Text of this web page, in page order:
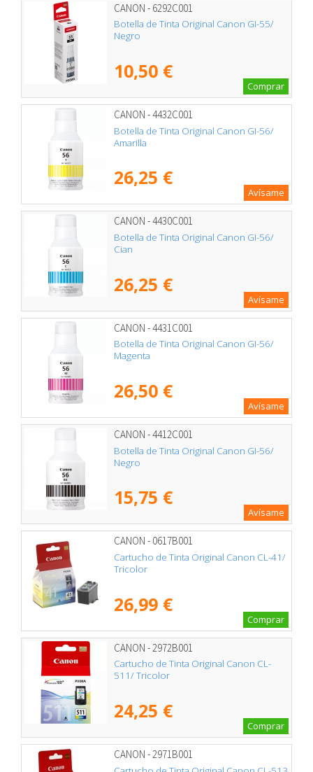
CANON - 6292C001
Botella de Tinta Original Canon GI-55/
Negro
10,50 €
Comprar
CANON - 4432C001
Botella de Tinta Original Canon GI-56/
Amarilla
26,25 €
Avísame
CANON - 4430C001
Botella de Tinta Original Canon GI-56/
Cian
26,25 €
Avísame
CANON - 4431C001
Botella de Tinta Original Canon GI-56/
Magenta
26,50 €
Avísame
CANON - 4412C001
Botella de Tinta Original Canon GI-56/
Negro
15,75 €
Avísame
CANON - 0617B001
Cartucho de Tinta Original Canon CL-41/
Tricolor
26,99 €
Comprar
CANON - 2972B001
Cartucho de Tinta Original Canon CL-
511/ Tricolor
24,25 €
Comprar
CANON - 2971B001